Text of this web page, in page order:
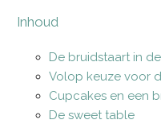
Inhoud
De bruidstaart in
Volop keuze voor
Cupcakes en een
De sweet table